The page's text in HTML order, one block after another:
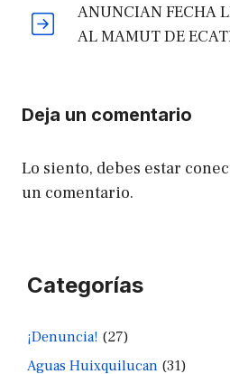
ANUNCIAN FECHA
AL MAMUT DE
Deja un comentario
Lo siento, debes estar
un comentario.
Categorías
¡Denuncia! (27)
Aguas Huixquilucan (31)